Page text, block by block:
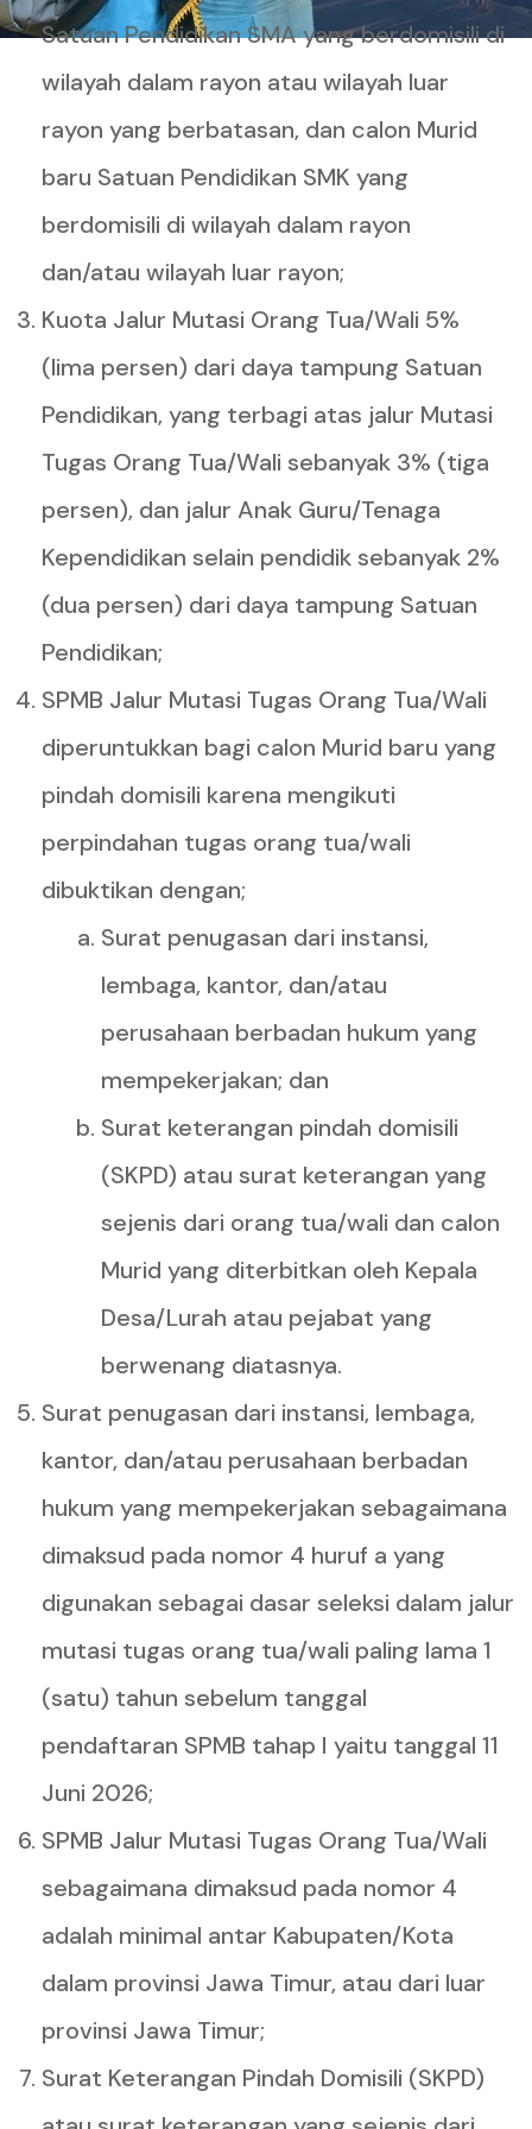
Satuan Pendidikan SMA yang berdomisili di
wilayah dalam rayon atau wilayah luar
rayon yang berbatasan, dan calon Murid
baru Satuan Pendidikan SMK yang
berdomisili di wilayah dalam rayon
dan/atau wilayah luar rayon;
Kuota Jalur Mutasi Orang Tua/Wali 5%
(lima persen) dari daya tampung Satuan
Pendidikan, yang terbagi atas jalur Mutasi
Tugas Orang Tua/Wali sebanyak 3% (tiga
persen), dan jalur Anak Guru/Tenaga
Kependidikan selain pendidik sebanyak 2%
(dua persen) dari daya tampung Satuan
Pendidikan;
SPMB Jalur Mutasi Tugas Orang Tua/Wali
diperuntukkan bagi calon Murid baru yang
pindah domisili karena mengikuti
perpindahan tugas orang tua/wali
dibuktikan dengan;
Surat penugasan dari instansi,
lembaga, kantor, dan/atau
perusahaan berbadan hukum yang
mempekerjakan; dan
Surat keterangan pindah domisili
(SKPD) atau surat keterangan yang
sejenis dari orang tua/wali dan calon
Murid yang diterbitkan oleh Kepala
Desa/Lurah atau pejabat yang
berwenang diatasnya.
Surat penugasan dari instansi, lembaga,
kantor, dan/atau perusahaan berbadan
hukum yang mempekerjakan sebagaimana
dimaksud pada nomor 4 huruf a yang
digunakan sebagai dasar seleksi dalam jalur
mutasi tugas orang tua/wali paling lama 1
(satu) tahun sebelum tanggal
pendaftaran SPMB tahap I yaitu tanggal 11
Juni 2026;
SPMB Jalur Mutasi Tugas Orang Tua/Wali
sebagaimana dimaksud pada nomor 4
adalah minimal antar Kabupaten/Kota
dalam provinsi Jawa Timur, atau dari luar
provinsi Jawa Timur;
Surat Keterangan Pindah Domisili (SKPD)